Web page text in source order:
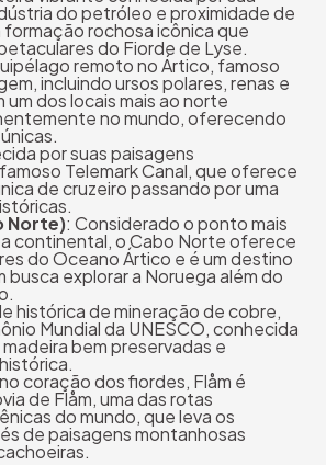
do petróleo e proximidade de
rochosa icônica que
do Fiorde de Lyse.
remoto no Ártico, famoso
incluindo ursos polares, renas e
um dos locais mais ao norte
no mundo, oferecendo
por suas paisagens
Telemark Canal, que oferece
de cruzeiro passando por uma
Norte): Considerado o ponto mais
continental, o Cabo Norte oferece
do Oceano Ártico e é um destino
busca explorar a Noruega além do
histórica de mineração de cobre,
Mundial da UNESCO, conhecida
bem preservadas e
coração dos fiordes, Flåm é
de Flåm, uma das rotas
do mundo, que leva os
de paisagens montanhosas